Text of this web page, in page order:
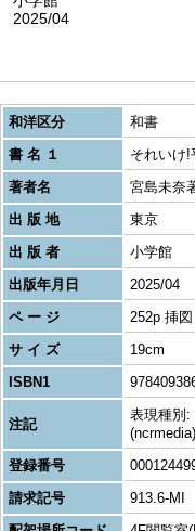
2025/04
和洋区分
和書
書 名 １
それいけ!
著者名
宮島未奈
出 版 地
東京
出 版 者
小学館
出版年月日
2025/04
ペ ー ジ
252p 挿図
サ イ ズ
19cm
ISBN1
注記
表現種別:
登録番号
請求記号
913.6-MI